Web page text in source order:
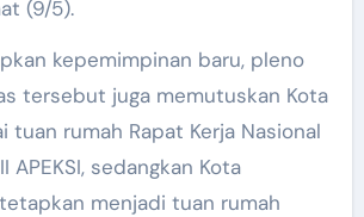
(9/5).
kepemimpinan baru, pleno
tersebut juga memutuskan Kota
tuan rumah Rapat Kerja Nasional
APEKSI, sedangkan Kota
menjadi tuan rumah